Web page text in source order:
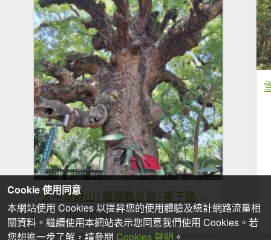
太平車籠山+貓頭鷹步道+番子路山+豬槽山20260502
2026-05-03
Cookie 使用同意
本網站使用 Cookies 以提昇您的使用體驗及統計網路流量相
關資料。繼續使用本網站表示您同意我們使用 Cookies。若
您想進一步了解，請參閱 Cookies 聲明 。